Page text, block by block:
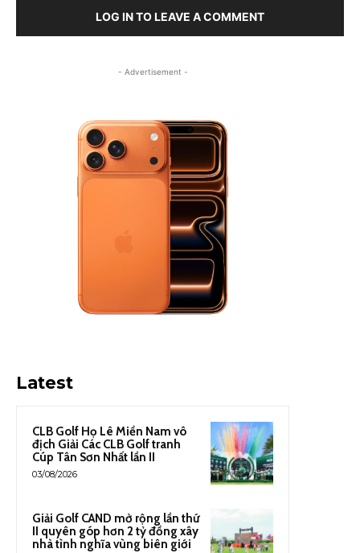
LOG IN TO LEAVE A COMMENT
- Advertisement -
Latest
CLB Golf Họ Lê Miền Nam vô
địch Giải Các CLB Golf tranh
Cúp Tân Sơn Nhất lần II
03/08/2026
Giải Golf CAND mở rộng lần thứ
II quyên góp hơn 2 tỷ đồng xây
nhà tình nghĩa vùng biên giới